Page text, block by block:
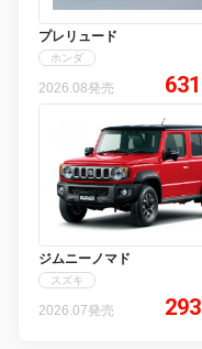
プレリュード
ホンダ
2026.08発売 631
ジムニーノマド
スズキ
2026.07発売 293